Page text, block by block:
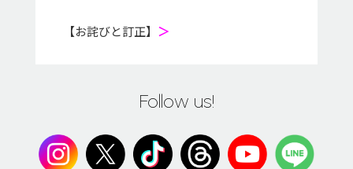
【お詫びと訂正】 ＞
Follow us!